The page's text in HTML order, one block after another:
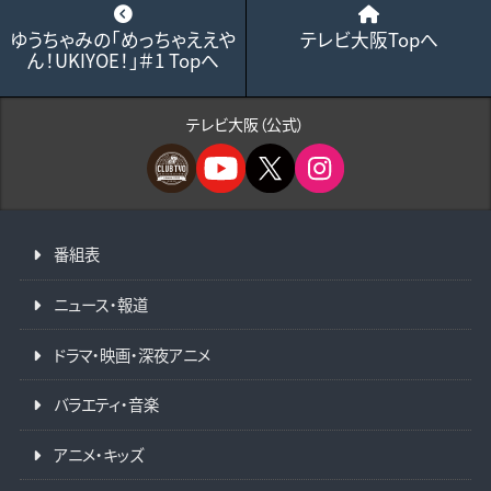
ゆうちゃみの「めっちゃええや
ん！UKIYOE！」＃1 Topへ
テレビ大阪Topへ
テレビ大阪（公式）
番組表
ニュース・報道
ドラマ・映画・深夜アニメ
バラエティ・音楽
アニメ・キッズ